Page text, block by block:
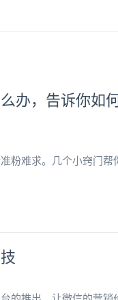
办，告诉你如
粉难求。几个小窍门帮